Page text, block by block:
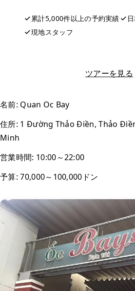
累計5,000件以上の予約実績
現地スタッフ
ツアーを見る
名前: Quan Oc Bay
住所: 1 Đường Thảo Điền, Thảo
Minh
営業時間: 10:00～22:00
予算: 70,000～100,000ドン